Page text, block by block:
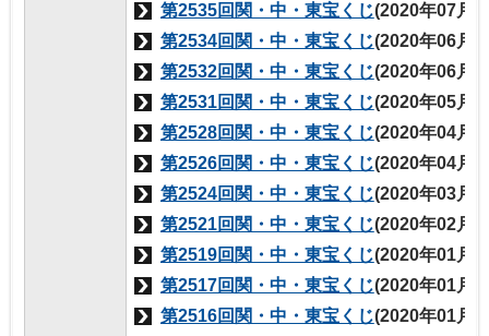
第2535回関・中・東宝くじ(2020年07月
第2534回関・中・東宝くじ(2020年06月
第2532回関・中・東宝くじ(2020年06月
第2531回関・中・東宝くじ(2020年05月
第2528回関・中・東宝くじ(2020年04月
第2526回関・中・東宝くじ(2020年04月
第2524回関・中・東宝くじ(2020年03月
第2521回関・中・東宝くじ(2020年02月
第2519回関・中・東宝くじ(2020年01月
第2517回関・中・東宝くじ(2020年01月
第2516回関・中・東宝くじ(2020年01月